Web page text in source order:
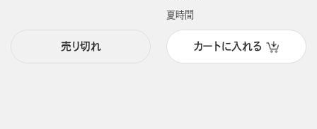
売り切れ
夏時間
カートに入れる